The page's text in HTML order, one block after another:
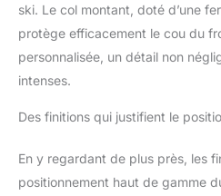
ski. Le col montant, doté d’une
protège efficacement le cou du
personnalisée, un détail non
intenses.
Des finitions qui justifient le
En y regardant de plus près, les
positionnement haut de gamme